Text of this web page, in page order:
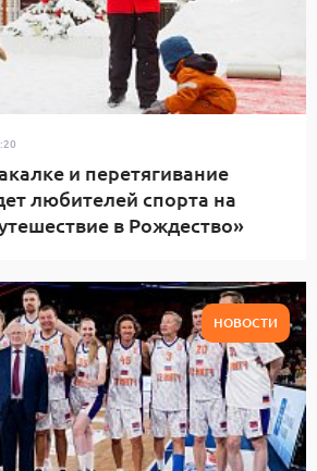
и перетягивание
любителей спорта на
в Рождество»
НОВОСТИ